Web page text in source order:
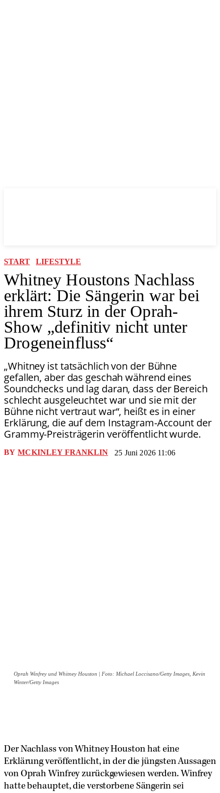
START LIFESTYLE
Whitney Houstons Nachlass
erklärt: Die Sängerin war bei
ihrem Sturz in der Oprah-
Show „definitiv nicht unter
Drogeneinfluss“
„Whitney ist tatsächlich von der Bühne
gefallen, aber das geschah während eines
Soundchecks und lag daran, dass der Bereich
schlecht ausgeleuchtet war und sie mit der
Bühne nicht vertraut war“, heißt es in einer
Erklärung, die auf dem Instagram-Account der
Grammy-Preisträgerin veröffentlicht wurde.
BY MCKINLEY FRANKLIN 25 Juni 2026 11:06
Oprah Winfrey und Whitney Houston | Foto: Michael Loccisano/Getty Images, Kevin
Winter/Getty Images
Der Nachlass von Whitney Houston hat eine
Erklärung veröffentlicht, in der die jüngsten Aussagen
von Oprah Winfrey zurückgewiesen werden. Winfrey
hatte behauptet, die verstorbene Sängerin sei